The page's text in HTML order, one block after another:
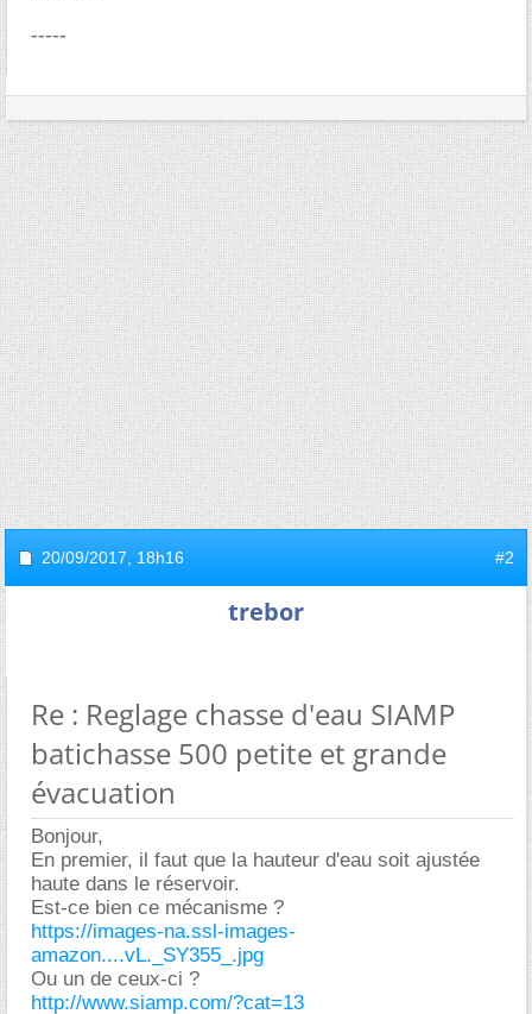
-----
20/09/2017, 18h16 #2
trebor
Re : Reglage chasse d'eau SIAMP
batichasse 500 petite et grande
évacuation
Bonjour,
En premier, il faut que la hauteur d'eau soit ajustée
haute dans le réservoir.
Est-ce bien ce mécanisme ?
https://images-na.ssl-images-
amazon....vL._SY355_.jpg
Ou un de ceux-ci ?
http://www.siamp.com/?cat=13